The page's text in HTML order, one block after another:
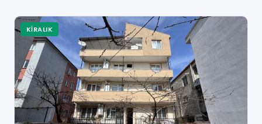
KIRALIK